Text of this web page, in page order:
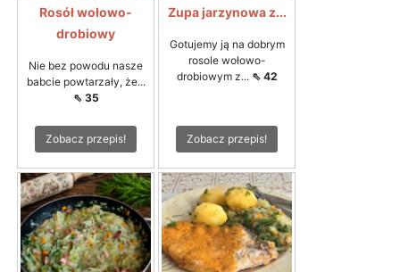
Rosół wołowo-
drobiowy
Nie bez powodu nasze
babcie powtarzały, że...
⇖ 35
Zobacz przepis!
Zupa jarzynowa z...
Gotujemy ją na dobrym
rosole wołowo-
drobiowym z... ⇖ 42
Zobacz przepis!